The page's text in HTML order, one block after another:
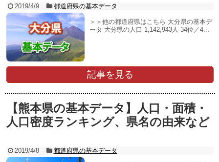
2019/4/9 都道府県の基本データ
＞＞他の都道府県はこちら 大分県の基本デ
ータ 大分県の人口 1,142,943人 34位／4...
記事を見る
【熊本県の基本データ】人口・面積・
人口密度ランキング、県名の由来など
2019/4/8 都道府県の基本データ